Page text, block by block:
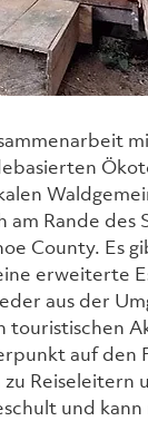
Rande des
County. Es
erweiterte
aus der
touristischen
auf den
Reiseleitern
und kann